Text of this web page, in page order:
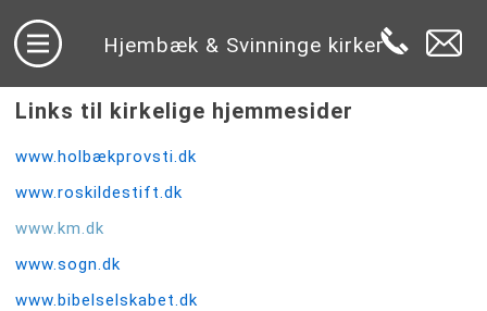
Hjembæk & Svinninge kirker
Links til kirkelige hjemmesider
www.holbækprovsti.dk
www.roskildestift.dk
www.km.dk
www.sogn.dk
www.bibelselskabet.dk